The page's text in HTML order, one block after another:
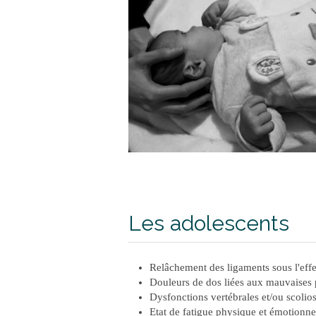
Les adolescents
Relâchement des ligaments sous
Douleurs de dos liées aux mauvaises
Dysfonctions vertébrales et/ou
Etat de fatigue physique et